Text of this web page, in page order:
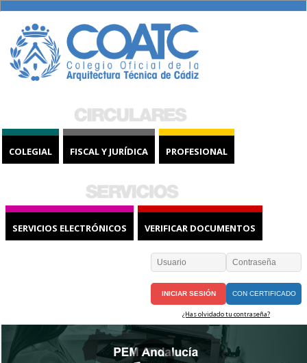
COLEGIAL FISCAL Y JURÍDICA PROFESIONAL
SERVICIOS ELECTRÓNICOS VERIFICAR DOCUMENTOS
CON CERTIFICADO
¿Has olvidado tu contraseña?